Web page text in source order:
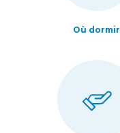
Où dormir